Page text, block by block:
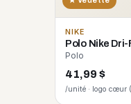
NIKE
Polo Nike
Polo
41,99 $
/unité · logo cœur